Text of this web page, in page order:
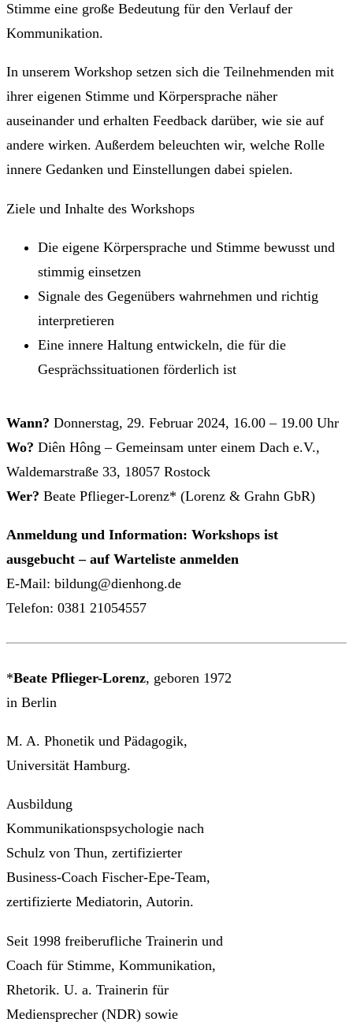
Stimme eine große Bedeutung für den Verlauf der
Kommunikation.
In unserem Workshop setzen sich die Teilnehmenden mit
ihrer eigenen Stimme und Körpersprache näher
auseinander und erhalten Feedback darüber, wie sie auf
andere wirken. Außerdem beleuchten wir, welche Rolle
innere Gedanken und Einstellungen dabei spielen.
Ziele und Inhalte des Workshops
Die eigene Körpersprache und Stimme bewusst und
stimmig einsetzen
Signale des Gegenübers wahrnehmen und richtig
interpretieren
Eine innere Haltung entwickeln, die für die
Gesprächssituationen förderlich ist
Wann? Donnerstag, 29. Februar 2024, 16.00 – 19.00 Uhr
Wo? Diên Hông – Gemeinsam unter einem Dach e.V.,
Waldemarstraße 33, 18057 Rostock
Wer? Beate Pflieger-Lorenz* (Lorenz & Grahn GbR)
Anmeldung und Information: Workshops ist
ausgebucht – auf Warteliste anmelden
E-Mail: bildung@dienhong.de
Telefon: 0381 21054557
*Beate Pflieger-Lorenz, geboren 1972
in Berlin
M. A. Phonetik und Pädagogik,
Universität Hamburg.
Ausbildung
Kommunikationspsychologie nach
Schulz von Thun, zertifizierter
Business-Coach Fischer-Epe-Team,
zertifizierte Mediatorin, Autorin.
Seit 1998 freiberufliche Trainerin und
Coach für Stimme, Kommunikation,
Rhetorik. U. a. Trainerin für
Mediensprecher (NDR) sowie